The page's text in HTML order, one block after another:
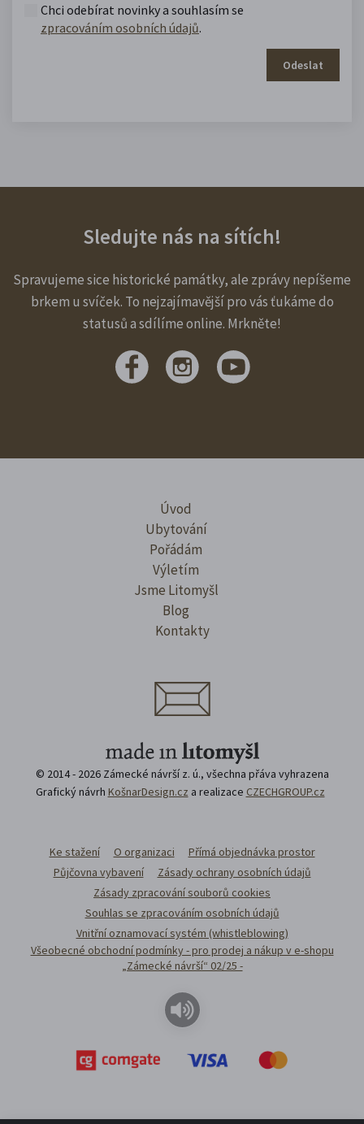
Chci odebírat novinky a souhlasím se
zpracováním osobních údajů.
Odeslat
Sledujte nás na sítích!
Spravujeme sice historické památky, ale zprávy nepíšeme
brkem u svíček. To nejzajímavější pro vás ťukáme do
statusů a sdílíme online. Mrkněte!
Úvod
Ubytování
Pořádám
Výletím
Jsme Litomyšl
Blog
Kontakty
© 2014 - 2026 Zámecké návrší z. ú., všechna přáva vyhrazena
Grafický návrh KošnarDesign.cz a realizace CZECHGROUP.cz
Ke stažení O organizaci
Přímá objednávka prostor
Půjčovna vybavení
Zásady ochrany osobních údajů
Zásady zpracování souborů cookies
Souhlas se zpracováním osobních údajů
Vnitřní oznamovací systém (whistleblowing)
Všeobecné obchodní podmínky - pro prodej a nákup v e-shopu
„Zámecké návrší“ 02/25 -